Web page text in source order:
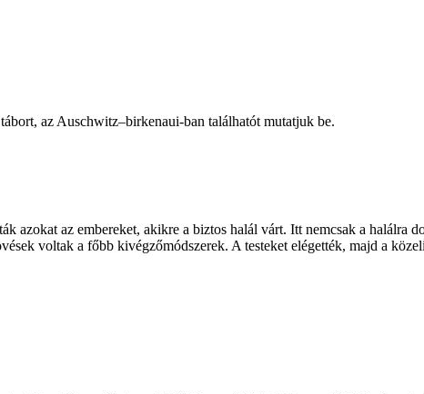
az Auschwitz–birkenaui-ban találhatót mutatjuk be.
azokat az embereket, akikre a biztos halál várt. Itt nemcsak a halálra
voltak a főbb kivégzőmódszerek. A testeket elégették, majd a